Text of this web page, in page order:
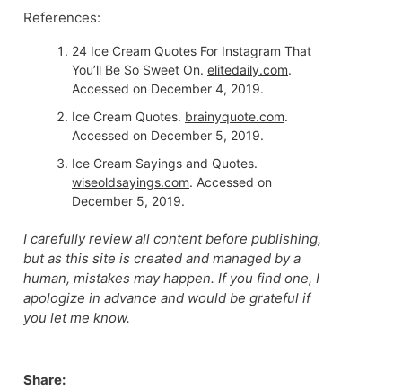
References:
24 Ice Cream Quotes For Instagram That
You’ll Be So Sweet On. elitedaily.com.
Accessed on December 4, 2019.
Ice Cream Quotes. brainyquote.com.
Accessed on December 5, 2019.
Ice Cream Sayings and Quotes.
wiseoldsayings.com. Accessed on
December 5, 2019.
I carefully review all content before publishing,
but as this site is created and managed by a
human, mistakes may happen. If you find one, I
apologize in advance and would be grateful if
you let me know.
Share: